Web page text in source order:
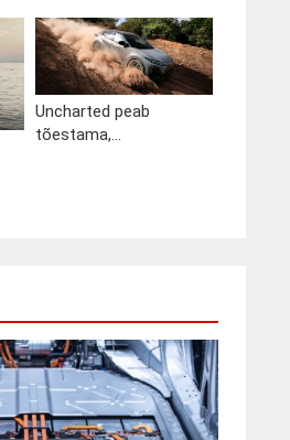
Uncharted peab
tõestama,...